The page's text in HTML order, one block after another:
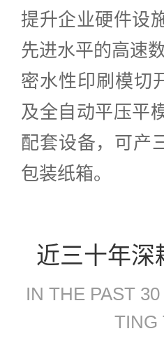
提升企业硬件设
先进水平的高速
密水性印刷模切
及全自动平压平
配套设备，可产
包装纸箱。
近三十年深
IN THE PAST
TING